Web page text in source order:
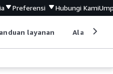
Preferensi Hubungi Kami
layanan Alat